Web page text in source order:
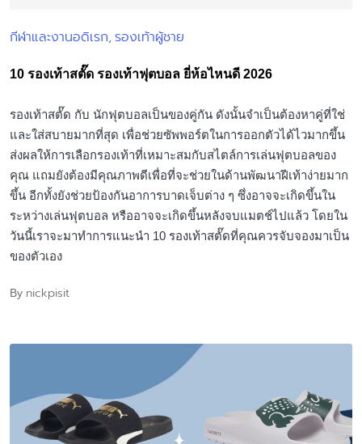
Posted
กีฬาและงานอดิเรก รองเท้าผู้ชาย
10 รองเท้าสตั๊ด รองเท้าฟุตบอล ยี่ห้อไหนดี 2026
รองเท้าสตั๊ด กับ นักฟุตบอลเป็นของคู่กัน ดังนั้นจำเป็นต้องหาคู่ที่ใช่
และใส่สบายมากที่สุด เพื่อช่วยซัพพอร์ตในการออกตัวได้ไวมากขึ้น
ส่งผลให้การเลือกรองเท้าที่เหมาะสมกับสไตล์การเล่นฟุตบอลของ
คุณ แถมยังต้องมีคุณภาพดีเพื่อที่จะช่วยในด้านพัฒนาฝีเท้าง่ายมาก
ขึ้น อีกทั้งยังช่วยป้องกันอาการบาดเจ็บต่าง ๆ ซึ่งอาจจะเกิดขึ้นใน
ระหว่างเล่นฟุตบอล หรืออาจจะเกิดขึ้นหลังจบแมตช์ไปแล้ว โดยใน
วันนี้เราจะมาทำการแนะนำ 10 รองเท้าสตั๊ดที่คุณควรจับจองมาเป็น
ของตัวเอง
Posted
By nickpisit